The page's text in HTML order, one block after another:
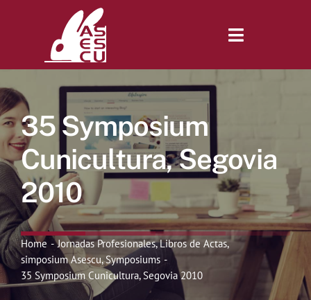
Toggle
Inicio
Revista
Tienda
Lonjas
Symposiums
35 Symposium
Cunicultura, Segovia
2010
Home Jornadas Profesionales Libros de Actas
simposium Asescu Symposiums
35 Symposium Cunicultura, Segovia 2010